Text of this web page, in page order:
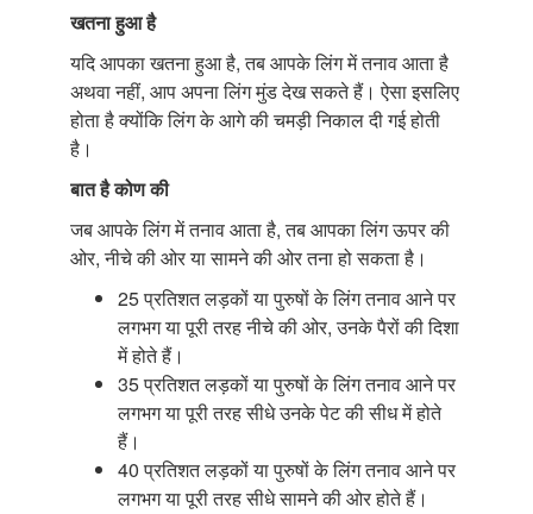
खतना हुआ है
यदि आपका खतना हुआ है, तब आपके लिंग में तनाव आता है
अथवा नहीं, आप अपना लिंग मुंड देख सकते हैं। ऐसा इसलिए
होता है क्योंकि लिंग के आगे की चमड़ी निकाल दी गई होती
है।
बात है कोण की
जब आपके लिंग में तनाव आता है, तब आपका लिंग ऊपर की
ओर, नीचे की ओर या सामने की ओर तना हो सकता है।
25 प्रतिशत लड़कों या पुरुषों के लिंग तनाव आने पर
लगभग या पूरी तरह नीचे की ओर, उनके पैरों की दिशा
में होते हैं।
35 प्रतिशत लड़कों या पुरुषों के लिंग तनाव आने पर
लगभग या पूरी तरह सीधे उनके पेट की सीध में होते
हैं।
40 प्रतिशत लड़कों या पुरुषों के लिंग तनाव आने पर
लगभग या पूरी तरह सीधे सामने की ओर होते हैं।